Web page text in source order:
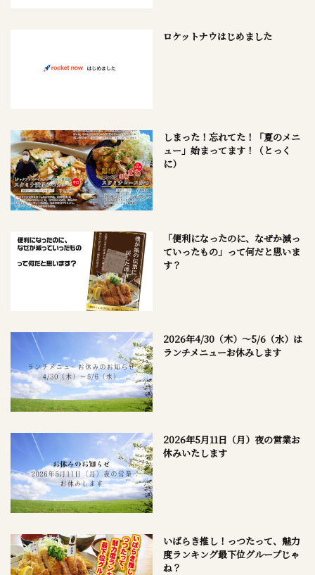
ロケットナウはじめました
しまった！忘れてた！「夏のメニ
ュー」始まってます！（とっく
に）
「便利になったのに、なぜか減っ
ていったもの」って何だと思いま
す？
2026年4/30（木）～5/6（水）は
ランチメニューお休みします
2026年5月11日（月）夜の営業お
休みいたします
いばらき推し！っつたって、魅力
度ランキング最下位グループじゃ
ね？